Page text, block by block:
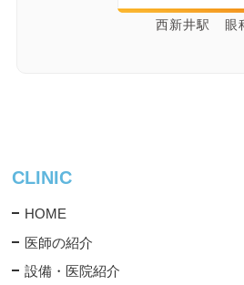
西新井駅 眼
CLINIC
HOME
医師の紹介
設備・医院紹介